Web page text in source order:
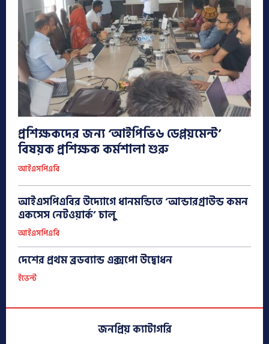
প্রশিক্ষকদের জন্য ‘আইপিভি৬ ডেপ্লয়মেন্ট’
বিষয়ক প্রশিক্ষক কর্মশালা শুরু
আইএসপিএবি
আইএসপিএবির উদ্যোগে ধানমন্ডিতে ‘আন্ডারগ্রাউন্ড কমন
একসেস নেটওয়ার্ক’ চালু
আইএসপিএবি
দেশের প্রথম ব্রডব্যান্ড এক্সপো উদ্বোধন
ইভেন্ট
জনপ্রিয় ক্যাটাগরি